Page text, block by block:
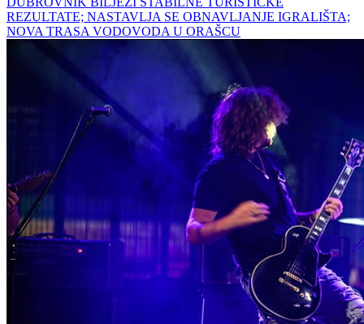
REZULTATE; NASTAVLJA SE OBNAVLJANJE IGRALIŠTA;
NOVA TRASA VODOVODA U ORAŠCU